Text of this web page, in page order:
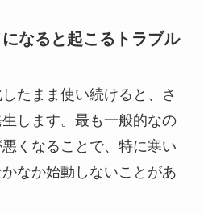
なると起こるトラブル
たまま使い続けると、さ
します。最も一般的なの
くなることで、特に寒い
なか始動しないことがあ